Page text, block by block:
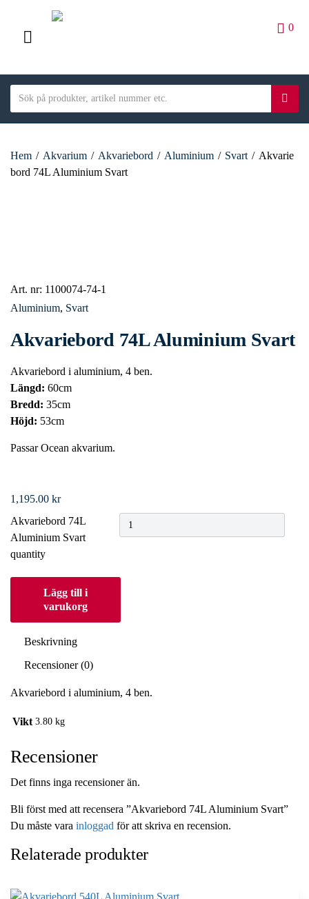
M
E
N
U
a
e
g
e
e
a
c
h
S
0
Hem / Akvarium / Akvariebord / Aluminium / Svart / Akvarie
bord 74L Aluminium Svart
Art. nr: 1100074-74-1
Aluminium, Svart
Akvariebord 74L Aluminium Svart
Akvariebord i aluminium, 4 ben.
Längd: 60cm
Bredd: 35cm
Höjd: 53cm
Passar Ocean akvarium.
1,195.00 kr
Akvariebord 74L
Aluminium Svart
quantity
Lägg till i
varukorg
Beskrivning
Recensioner (0)
Akvariebord i aluminium, 4 ben.
Vikt 3.80 kg
Recensioner
Det finns inga recensioner än.
Bli först med att recensera ”Akvariebord 74L Aluminium Svart”
Du måste vara inloggad för att skriva en recension.
Relaterade produkter